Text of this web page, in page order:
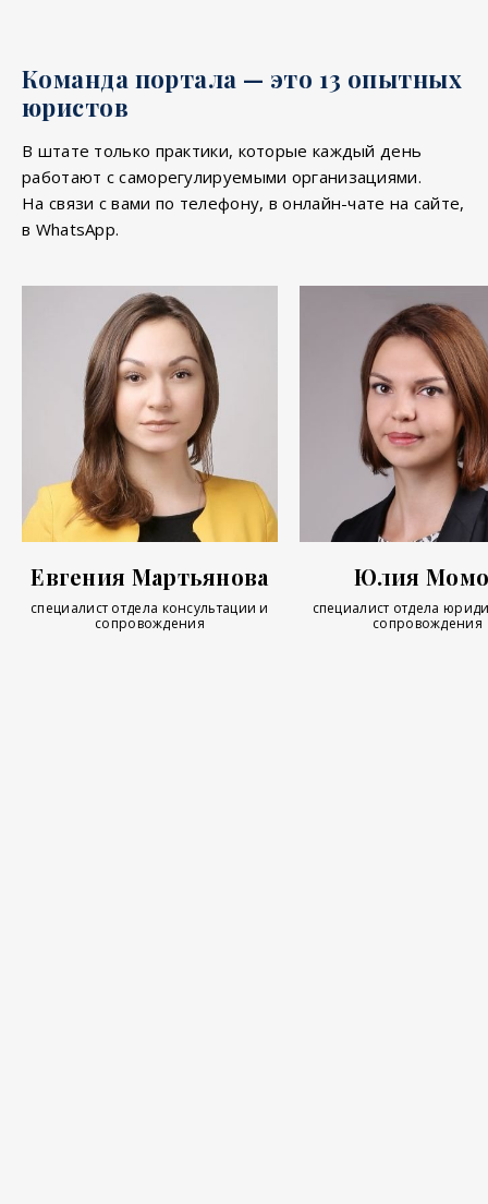
Команда портала — это 13 опытных
юристов
В штате только практики, которые каждый день
работают с саморегулируемыми организациями.
На связи с вами по телефону, в онлайн-чате на сайте,
в WhatsApp.
Евгения Мартьянова
специалист отдела консультации и
сопровождения
Юлия
специалист отдела
сопровождения